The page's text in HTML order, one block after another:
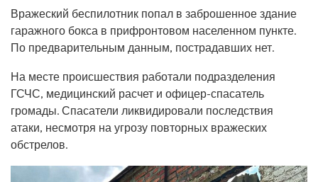
Вражеский беспилотник попал в заброшенное здание
гаражного бокса в прифронтовом населенном пункте.
По предварительным данным, пострадавших нет.
На месте происшествия работали подразделения
ГСЧС, медицинский расчет и офицер-спасатель
громады. Спасатели ликвидировали последствия
атаки, несмотря на угрозу повторных вражеских
обстрелов.